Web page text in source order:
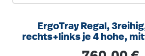
ErgoTray Regal,
rechts+links je 4 hohe,
Regulärer Preis: